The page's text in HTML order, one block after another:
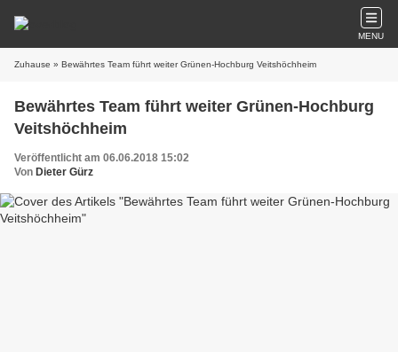
MENU
Zuhause » Bewährtes Team führt weiter Grünen-Hochburg Veitshöchheim
Bewährtes Team führt weiter Grünen-Hochburg
Veitshöchheim
Veröffentlicht am 06.06.2018 15:02
Von Dieter Gürz